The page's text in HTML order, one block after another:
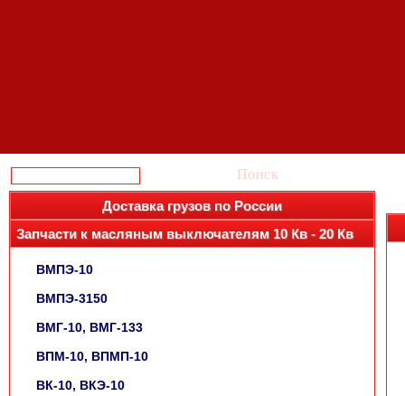
Поиск
Доставка грузов по России
Запчасти к масляным выключателям 10 Кв - 20 Кв
ВМПЭ-10
ВМПЭ-3150
ВМГ-10, ВМГ-133
ВПМ-10, ВПМП-10
ВК-10, ВКЭ-10